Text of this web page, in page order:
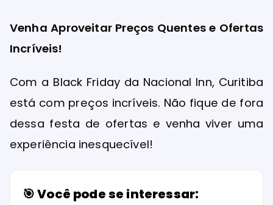
Venha Aproveitar Preços Quentes e Ofertas
Incríveis!
Com a Black Friday da Nacional Inn, Curitiba
está com preços incríveis. Não fique de fora
dessa festa de ofertas e venha viver uma
experiência inesquecível!
🎯 Você pode se interessar: